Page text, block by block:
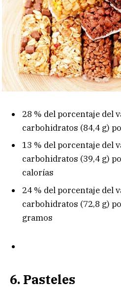
28 % del porcentaje del
carbohidratos (84,4 g)
13 % del porcentaje del
carbohidratos (39,4 g)
calorías
24 % del porcentaje del
carbohidratos (72,8 g)
gramos
6. Pasteles